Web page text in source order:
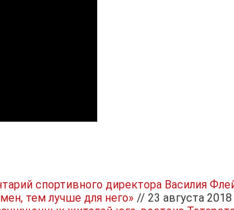
спортивного директора Василия
тем лучше для него» // 23 августа 2018